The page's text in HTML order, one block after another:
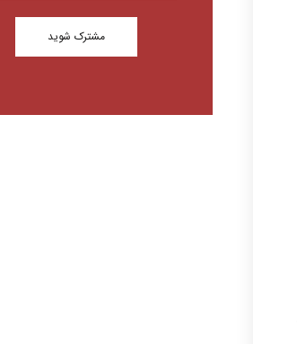
مشترک شوید